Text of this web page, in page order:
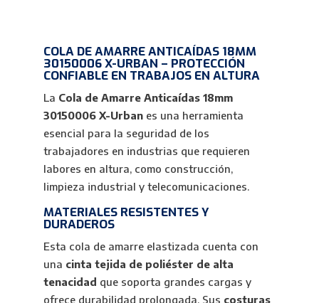
COLA DE AMARRE ANTICAÍDAS 18MM
30150006 X-URBAN – PROTECCIÓN
CONFIABLE EN TRABAJOS EN ALTURA
La Cola de Amarre Anticaídas 18mm
30150006 X-Urbanes una herramienta
esencial para la seguridad de los
trabajadores en industrias que requieren
labores en altura, como construcción,
limpieza industrial y telecomunicaciones.
MATERIALES RESISTENTES Y
DURADEROS
Esta cola de amarre elastizada cuenta con
una cinta tejida de poliéster de alta
tenacidad que soporta grandes cargas y
ofrece durabilidad prolongada. Sus costuras